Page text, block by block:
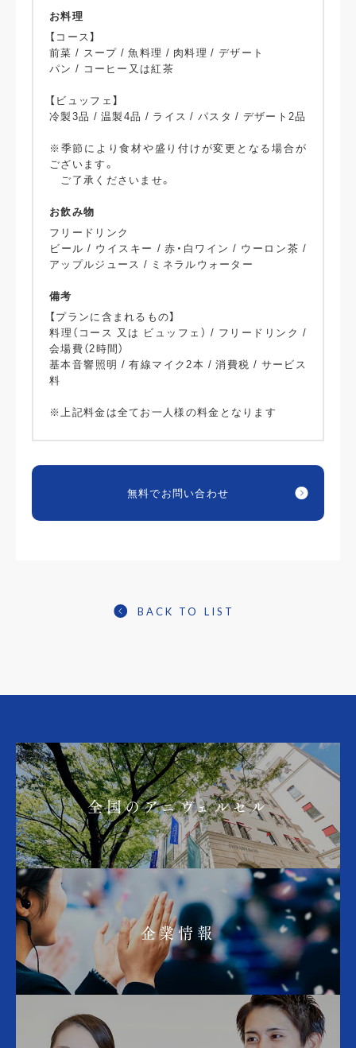
お料理
【コース】
前菜 / スープ / 魚料理 / 肉料理 / デザート
パン / コーヒー又は紅茶
【ビュッフェ】
冷製3品 / 温製4品 / ライス / パスタ / デザート2品
※季節により食材や盛り付けが変更となる場合が
ございます。
ご了承くださいませ。
お飲み物
フリードリンク
ビール / ウイスキー / 赤・白ワイン / ウーロン茶 /
アップルジュース / ミネラルウォーター
備考
【プランに含まれるもの】
料理（コース 又は ビュッフェ） / フリードリンク /
会場費（2時間）
基本音響照明 / 有線マイク2本 / 消費税 / サービス
料
※上記料金は全てお一人様の料金となります
無料でお問い合わせ
BACK TO LIST
全国のアニヴェルセル
企業情報